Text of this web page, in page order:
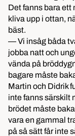
Det fanns bara ett
kliva upp i ottan,
bäst.
— Vi insåg båda
jobba natt och
vända på
bagare måste
Martin och Didrik
inte fanns särskilt
brödet måste
vara en gammal
på så sätt får inte